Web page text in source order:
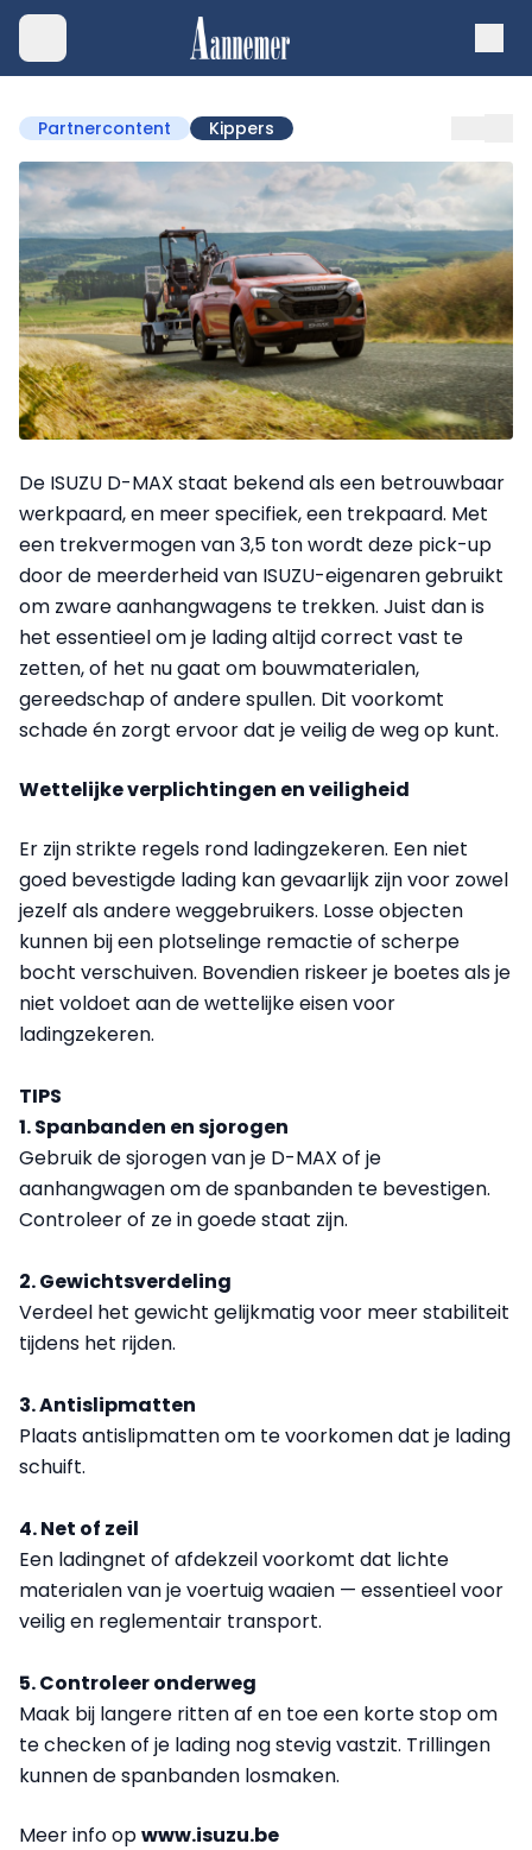
Partnercontent Kippers
De ISUZU D-MAX staat bekend als een betrouwbaar
werkpaard, en meer specifiek, een trekpaard. Met
een trekvermogen van 3,5 ton wordt deze pick-up
door de meerderheid van ISUZU-eigenaren gebruikt
om zware aanhangwagens te trekken. Juist dan is
het essentieel om je lading altijd correct vast te
zetten, of het nu gaat om bouwmaterialen,
gereedschap of andere spullen. Dit voorkomt
schade én zorgt ervoor dat je veilig de weg op kunt.
Wettelijke verplichtingen en veiligheid
Er zijn strikte regels rond ladingzekeren. Een niet
goed bevestigde lading kan gevaarlijk zijn voor zowel
jezelf als andere weggebruikers. Losse objecten
kunnen bij een plotselinge remactie of scherpe
bocht verschuiven. Bovendien riskeer je boetes als je
niet voldoet aan de wettelijke eisen voor
ladingzekeren.
TIPS
1. Spanbanden en sjorogen
Gebruik de sjorogen van je D-MAX of je
aanhangwagen om de spanbanden te bevestigen.
Controleer of ze in goede staat zijn.
2. Gewichtsverdeling
Verdeel het gewicht gelijkmatig voor meer stabiliteit
tijdens het rijden.
3. Antislipmatten
Plaats antislipmatten om te voorkomen dat je lading
schuift.
4. Net of zeil
Een ladingnet of afdekzeil voorkomt dat lichte
materialen van je voertuig waaien — essentieel voor
veilig en reglementair transport.
5. Controleer onderweg
Maak bij langere ritten af en toe een korte stop om
te checken of je lading nog stevig vastzit. Trillingen
kunnen de spanbanden losmaken.
Meer info opwww.isuzu.be